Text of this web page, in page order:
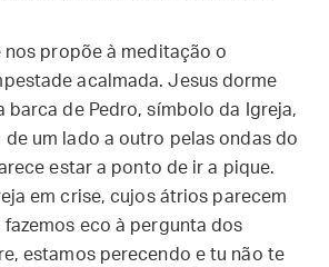
propõe à meditação o
acalmada. Jesus dorme
barca de Pedro, símbolo da Igreja,
de um lado a outro pelas ondas do
estar a ponto de ir a pique.
em crise, cujos átrios parecem
fazemos eco à pergunta dos
estamos perecendo e tu não te